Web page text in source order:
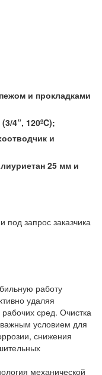
и прокладками
4”, 120ºC);
и
25 мм и
запрос заказчика
работу
удаляя
сред. Очистка
важным условием для
снижения
механической